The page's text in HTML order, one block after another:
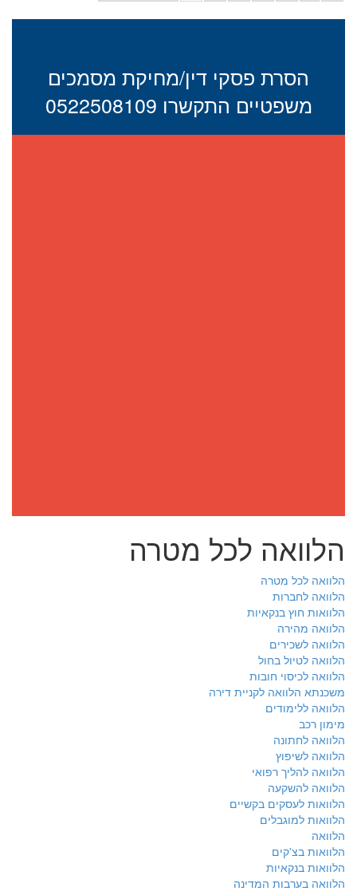
הסרת פסקי דין/מחיקת מסמכים
משפטיים התקשרו 0522508109
הלוואה לכל מטרה
הלוואה לכל מטרה
הלוואה לחברות
הלוואות חוץ בנקאיות
הלוואה מהירה
הלוואה לשכירים
הלוואה לטיול בחול
הלוואה לכיסוי חובות
משכנתא הלוואה לקניית דירה
הלוואה ללימודים
מימון רכב
הלוואה לחתונה
הלוואה לשיפוץ
הלוואה להליך רפואי
הלוואה להשקעה
הלוואות לעסקים בקשיים
הלוואות למוגבלים
הלוואה
הלוואות בצ'קים
הלוואות בנקאיות
הלוואה בערבות המדינה